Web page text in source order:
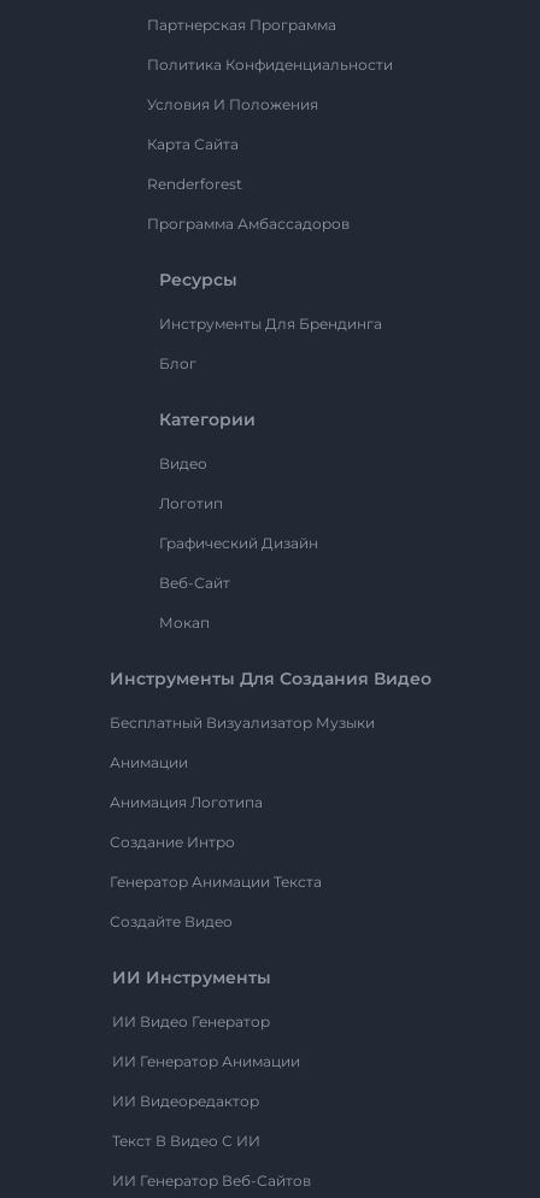
Партнерская Программа
Политика Конфиденциальности
Условия И Положения
Карта Сайта
Renderforest
Программа Амбассадоров
Ресурсы
Инструменты Для Брендинга
Блог
Категории
Видео
Логотип
Графический Дизайн
Веб-Сайт
Мокап
Инструменты Для Создания Видео
Бесплатный Визуализатор Музыки
Анимации
Анимация Логотипа
Создание Интро
Генератор Анимации Текста
Создайте Видео
ИИ Инструменты
ИИ Видео Генератор
ИИ Генератор Анимации
ИИ Видеоредактор
Текст В Видео С ИИ
ИИ Генератор Веб-Сайтов